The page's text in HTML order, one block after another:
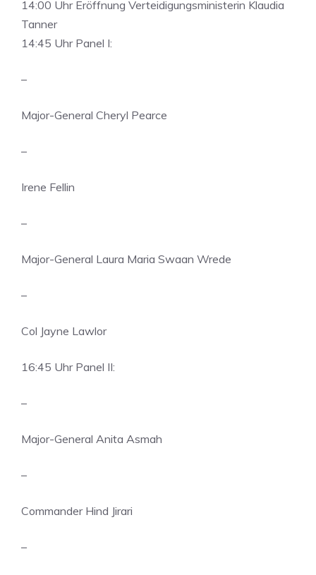
14:00 Uhr Eröffnung Verteidigungsministerin Klaudia
Tanner
14:45 Uhr Panel I:
–
Major-General Cheryl Pearce
–
Irene Fellin
–
Major-General Laura Maria Swaan Wrede
–
Col Jayne Lawlor
16:45 Uhr Panel II:
–
Major-General Anita Asmah
–
Commander Hind Jirari
–